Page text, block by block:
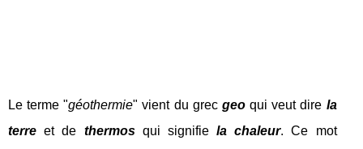
Le terme "géothermie" vient du grec geoqui veut dire la
terre et de thermosqui signifiela chaleur. Ce mot